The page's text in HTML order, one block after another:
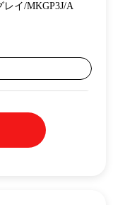
レイ/MKGP3J/A